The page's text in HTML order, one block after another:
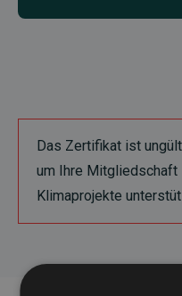
Das Zertifikat ist
um Ihre Mitgliedschaft
Klimaprojekte